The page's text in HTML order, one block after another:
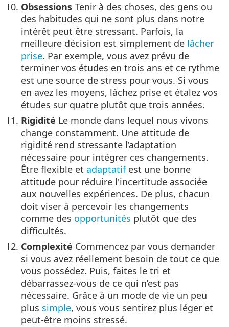
Obsessions Tenir à des choses, des gens ou
des habitudes qui ne sont plus dans notre
intérêt peut être stressant. Parfois, la
meilleure décision est simplement de lâcher
prise. Par exemple, vous avez prévu de
terminer vos études en trois ans et ce rythme
est une source de stress pour vous. Si vous
en avez les moyens, lâchez prise et étalez vos
études sur quatre plutôt que trois années.
Rigidité Le monde dans lequel nous vivons
change constamment. Une attitude de
rigidité rend stressante l’adaptation
nécessaire pour intégrer ces changements.
Être flexible et adaptatifest une bonne
attitude pour réduire l'incertitude associée
aux nouvelles expériences. De plus, chacun
doit viser à percevoir les changements
comme des opportunités plutôt que des
difficultés.
Complexité Commencez par vous demander
si vous avez réellement besoin de tout ce que
vous possédez. Puis, faites le tri et
débarrassez-vous de ce qui n’est pas
nécessaire. Grâce à un mode de vie un peu
plus simple, vous vous sentirez plus léger et
peut-être moins stressé.